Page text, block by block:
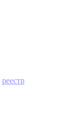
реестр